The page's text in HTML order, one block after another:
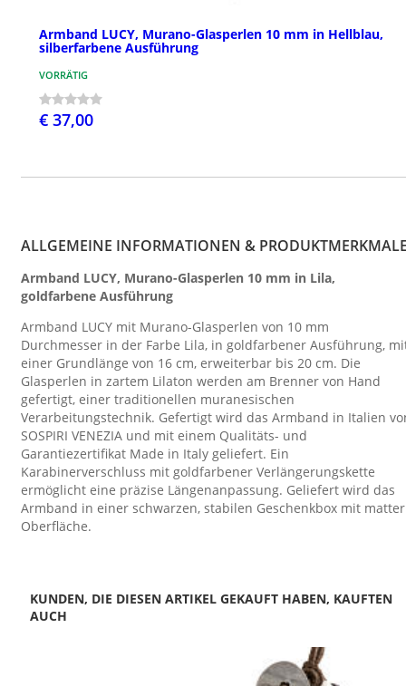
Armband LUCY, Murano-Glasperlen 10 mm in Hellblau,
silberfarbene Ausführung
VORRÄTIG
€ 37,00
ALLGEMEINE INFORMATIONEN &
Armband LUCY, Murano-Glasperlen 10 mm in Lila,
goldfarbene Ausführung
Armband LUCY mit Murano-Glasperlen von 10 mm
Durchmesser in der Farbe Lila, in goldfarbener Ausführung,
einer Grundlänge von 16 cm, erweiterbar bis 20 cm. Die
Glasperlen in zartem Lilaton werden am Brenner von Hand
gefertigt, einer traditionellen muranesischen
Verarbeitungstechnik. Gefertigt wird das Armband in Italien
SOSPIRI VENEZIA und mit einem Qualitäts- und
Garantiezertifikat Made in Italy geliefert. Ein
Karabinerverschluss mit goldfarbener Verlängerungskette
ermöglicht eine präzise Längenanpassung. Geliefert wird das
Armband in einer schwarzen, stabilen Geschenkbox mit matter
Oberfläche.
KUNDEN, DIE DIESEN ARTIKEL GEKAUFT HABEN, KAUFTEN
AUCH